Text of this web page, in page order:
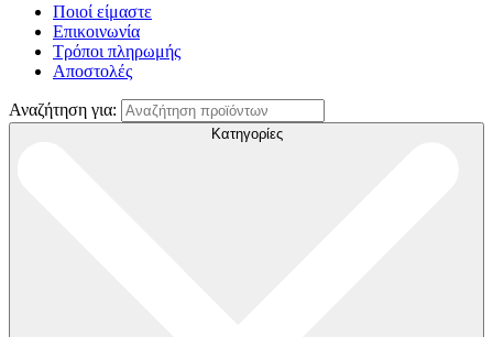
Ποιοί είμαστε
Επικοινωνία
Τρόποι πληρωμής
Αποστολές
Αναζήτηση για:
Κατηγορίες